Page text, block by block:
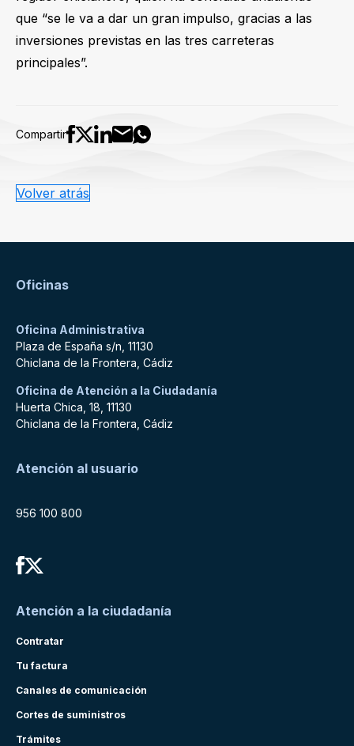
que “se le va a dar un gran impulso, gracias a las
inversiones previstas en las tres carreteras
principales”.
Compartir
Volver atrás
Oficinas
Oficina Administrativa
Plaza de España s/n, 11130
Chiclana de la Frontera, Cádiz
Oficina de Atención a la Ciudadanía
Huerta Chica, 18, 11130
Chiclana de la Frontera, Cádiz
Atención al usuario
956 100 800
Atención a la ciudadanía
Contratar
Tu factura
Canales de comunicación
Cortes de suministros
Trámites